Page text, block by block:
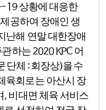
-19 상황에 대응한
공하여 장애인 생
난해 연말 대한장애
관하는 2020 KPC어
단체 :회장상)을 수
육회로는 아산시 장
, 비대면 체육 서비스